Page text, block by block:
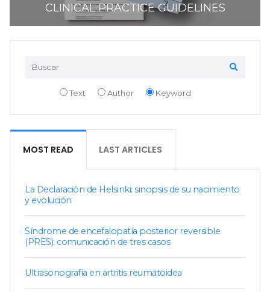
CLINICAL PRACTICE GUIDELINES
Text Author Keyword
MOST READ LAST ARTICLES
La Declaración de Helsinki: sinopsis de su nacimiento
y evolución
Síndrome de encefalopatía posterior reversible
(PRES): comunicación de tres casos
Ultrasonografía en artritis reumatoidea